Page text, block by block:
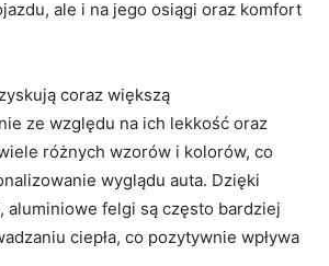
ale i⁤ na jego‌ osiągi oraz ⁣komfort
zyskują ‍coraz większą
ze względu ⁢na ich⁤ lekkość oraz
różnych wzorów i kolorów, co
wyglądu auta. Dzięki
⁣aluminiowe felgi są często⁣ bardziej⁢
ciepła, co pozytywnie wpływa‌